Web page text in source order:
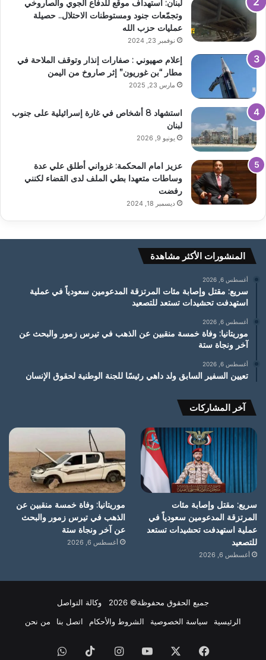
لبنان: استهداف موقع للدفاع الجوي والصاروخي
وتجمّعات جنود ومستوطنات الاحتلال.. حصيلة
عمليات حزب الله
نوفمبر 23, 2024
إعلام صهيوني : صفارات إنذار وتوقف الملاحة في
مطار “بن غوريون” إثر صاروخ من اليمن
مارس 23, 2025
استشهاد 8 أشخاص في غارة إسرائيلية على جنوب
لبنان
يونيو 9, 2026
عزيز امام المحكمة: غزواني أطلق علي عدة
وساطات متعهدا بطي الملف لدى القضاء لكنني
رفضت
ديسمبر 18, 2024
المنشورات الأكثر مشاهدة
أغسطس 6, 2026
سريع: مقتل وإصابة مئات المرتزقة المدعومين سعودياً في عملية
استهدفت تحشيدات تستعد للتصعيد
أغسطس 6, 2026
موريتانيا: وفاة خمسة منقبين عن الذهب في تيرس زمور والبحث عن
آخر ونجاة ستة
أغسطس 6, 2026
تعيين السفير السابق ولد داهي رئيسًا للجنة الوطنية لحقوق الإنسان
آخر المشاركات
سريع: مقتل وإصابة مئات
المرتزقة المدعومين سعودياً في
عملية استهدفت تحشيدات تستعد
للتصعيد
أغسطس 6, 2026
موريتانيا: وفاة خمسة منقبين عن
الذهب في تيرس زمور والبحث
عن آخر ونجاة ستة
أغسطس 6, 2026
جميع الحقوق محفوظة© 2026 وكالة التواصل
الرئيسية
سياسة الخصوصية الشروط والأحكام اتصل بنا من نحن
فيسبوك يوتيوبانستقرام ‫TikTokواتساب